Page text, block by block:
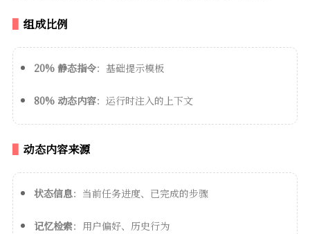
组成比例
20% 静态指令：基础提示模板
80% 动态内容：运行时注入的上下文
动态内容来源
状态信息：当前任务进度、已完成的步骤
记忆检索：用户偏好、历史行为